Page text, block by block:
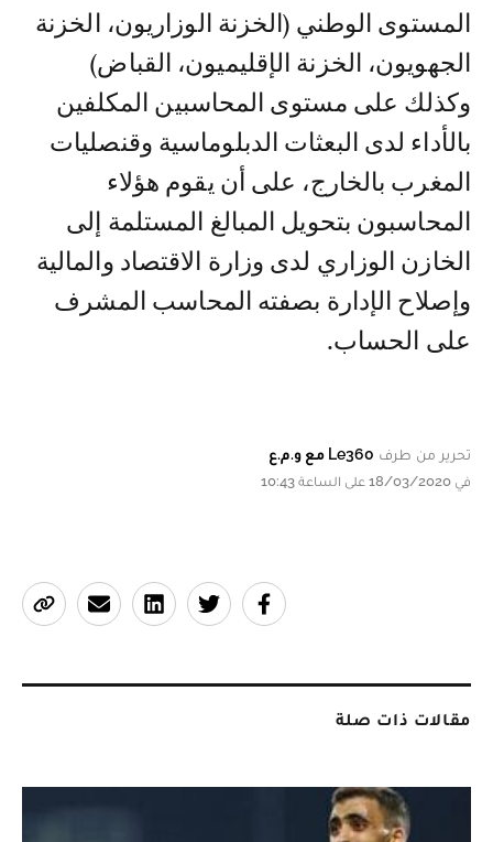
المستوى الوطني (الخزنة الوزاريون، الخزنة
الجهويون، الخزنة الإقليميون، القباض)
وكذلك على مستوى المحاسبين المكلفين
بالأداء لدى البعثات الدبلوماسية وقنصليات
المغرب بالخارج، على أن يقوم هؤلاء
المحاسبون بتحويل المبالغ المستلمة إلى
الخازن الوزاري لدى وزارة الاقتصاد والمالية
وإصلاح الإدارة بصفته المحاسب المشرف
على الحساب.
تحرير من طرف Le360 مع و.م.ع
في 18/03/2020 على الساعة 10:43
مقالات ذات صلة